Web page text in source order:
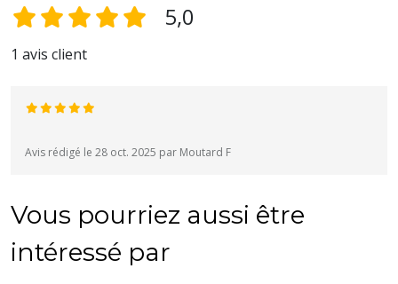
5,0
1 avis client
Avis rédigé le 28 oct. 2025 par Moutard F
Vous pourriez aussi être
intéressé par